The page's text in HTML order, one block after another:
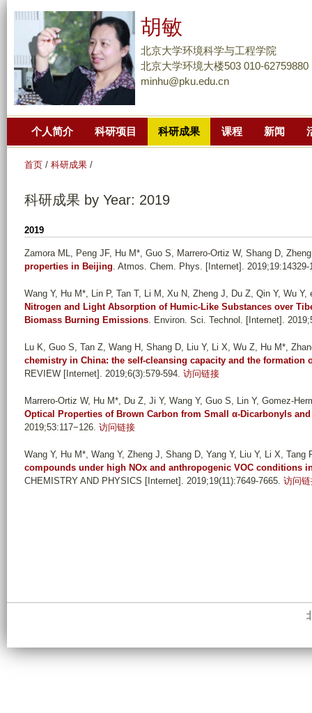
页
主
胡敏
北京大学环境科学与工程学院
北京大学环境大楼503 010-62759880
minhu@pku.edu.cn
个人简介 科研项目 科研成果 课程 新闻
首页 / 科研成果 /
科研成果 by Year: 2019
2019
Zamora ML, Peng JF, Hu M*, Guo S, Marrero-Ortiz W, Shang D,
properties in Beijing. Atmos. Chem. Phys. [Internet]. 2019;19:14329-
Wang Y, Hu M*, Lin P, Tan T, Li M, Xu N, Zheng J, Du Z, Qin Y, Wu Y,
Nitrogen and Light Absorption of Humic-Like Substances over
Biomass Burning Emissions. Environ. Sci. Technol. [Internet].
Lu K, Guo S, Tan Z, Wang H, Shang D, Liu Y, Li X, Wu Z, Hu M*,
chemistry in China: the self-cleansing capacity and the formation
REVIEW [Internet]. 2019;6(3):579-594. 访问链接
Marrero-Ortiz W, Hu M*, Du Z, Ji Y, Wang Y, Guo S, Lin Y, Gomez-
Optical Properties of Brown Carbon from Small α‑Dicarbonyls
2019;53:117−126. 访问链接
Wang Y, Hu M*, Wang Y, Zheng J, Shang D, Yang Y, Liu Y, Li X, Tang
compounds under high NOx and anthropogenic VOC conditions
CHEMISTRY AND PHYSICS [Internet]. 2019;19(11):7649-7665. 访问